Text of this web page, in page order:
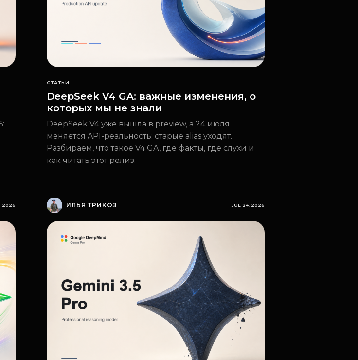
СТАТЬИ
DeepSeek V4 GA: важные изменения, о
которых мы не знали
DeepSeek V4 уже вышла в preview, а 24 июля
меняется API-реальность: старые alias уходят.
Разбираем, что такое V4 GA, где факты, где слухи и
как читать этот релиз.
2026 ИЛЬЯ ТРИКОЗ JUL 24, 2026